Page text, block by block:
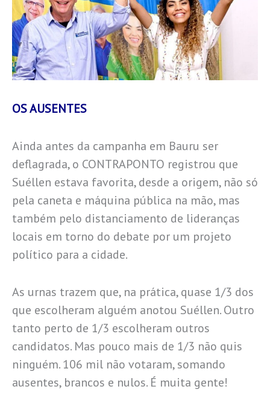
OS AUSENTES
Ainda antes da campanha em Bauru ser
deflagrada, o CONTRAPONTO registrou que
Suéllen estava favorita, desde a origem, não só
pela caneta e máquina pública na mão, mas
também pelo distanciamento de lideranças
locais em torno do debate por um projeto
político para a cidade.
As urnas trazem que, na prática, quase 1/3 dos
que escolheram alguém anotou Suéllen. Outro
tanto perto de 1/3 escolheram outros
candidatos. Mas pouco mais de 1/3 não quis
ninguém. 106 mil não votaram, somando
ausentes, brancos e nulos. É muita gente!